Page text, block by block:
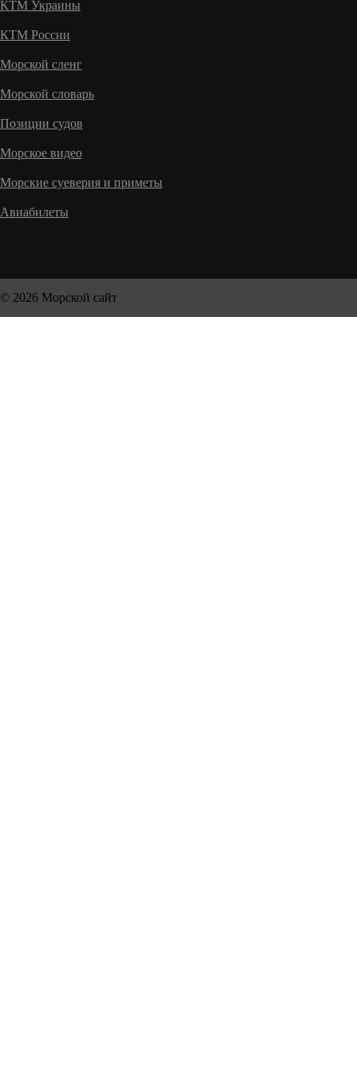
КТМ Украины
КТМ России
Морской сленг
Морской словарь
Позиции судов
Морское видео
Морские суеверия и приметы
Авиабилеты
© 2026 Морской сайт